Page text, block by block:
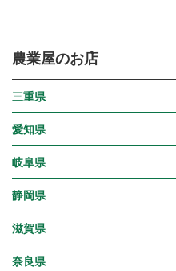
農業屋のお店
三重県
愛知県
岐阜県
静岡県
滋賀県
奈良県